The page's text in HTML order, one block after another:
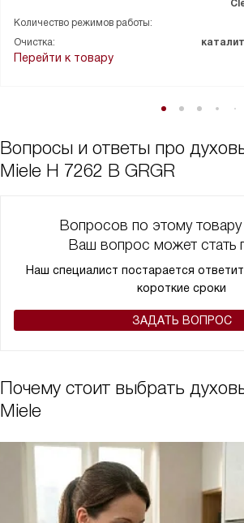
Быстрый разогрев - это еще одна
Теперь мне не нужно ждать долго, пока
Очистка духовки тоже не вызывает
каталитической системе. Никаких
мою жизнь на кухне намного проще и
рекомендую!
Количество режимов работы:
Очистка:
Перейти к товару
Вопросы и ответы про
Miele H 7262 B GRGR
Вопросов по этому товару
Ваш вопрос может стать
Наш специалист постарается
короткие сроки
ЗАДАТЬ ВОПРОС
Почему стоит выбрать
Miele